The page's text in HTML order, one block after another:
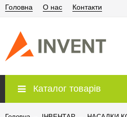
Головна О нас Контакти
Каталог товарів